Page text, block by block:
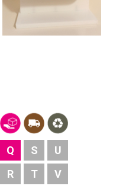
Q
R
S
T
U
V